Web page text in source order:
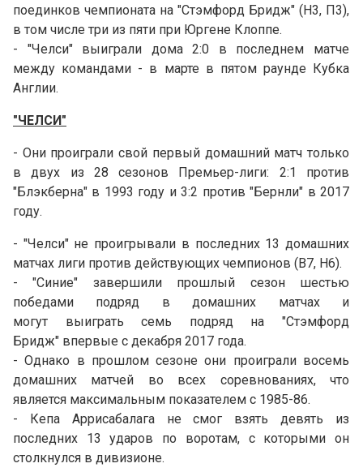
поединков чемпионата на "Стэмфорд Бридж" (Н3, П3),
в том числе три из пяти при Юргене Клоппе.
- "Челси" выиграли дома 2:0 в последнем матче
между командами - в марте в пятом раунде Кубка
Англии.
"ЧЕЛСИ"
- Они проиграли свой первый домашний матч только
в двух из 28 сезонов Премьер-лиги: 2:1 против
"Блэкберна" в 1993 году и 3:2 против "Бернли" в 2017
году.
- "Челси" не проигрывали в последних 13 домашних
матчах лиги против действующих чемпионов (В7, Н6).
- "Синие" завершили прошлый сезон шестью
победами подряд в домашних матчах и
могут выиграть семь подряд на "Стэмфорд
Бридж" впервые с декабря 2017 года.
- Однако в прошлом сезоне они проиграли восемь
домашних матчей во всех соревнованиях, что
является максимальным показателем с 1985-86.
- Кепа Аррисабалага не смог взять девять из
последних 13 ударов по воротам, с которыми он
столкнулся в дивизионе.